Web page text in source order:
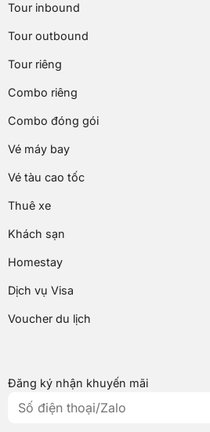
Tour inbound
Tour outbound
Tour riêng
Combo riêng
Combo đóng gói
Vé máy bay
Vé tàu cao tốc
Thuê xe
Khách sạn
Homestay
Dịch vụ Visa
Voucher du lịch
Đăng ký nhận khuyến mãi